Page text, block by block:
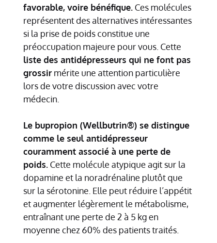
favorable, voire bénéfique. Ces molécules
représentent des alternatives intéressantes
si la prise de poids constitue une
préoccupation majeure pour vous. Cette
liste des antidépresseurs qui ne font pas
grossir mérite une attention particulière
lors de votre discussion avec votre
médecin.
Le bupropion (Wellbutrin®) se distingue
comme le seul antidépresseur
couramment associé à une perte de
poids. Cette molécule atypique agit sur la
dopamine et la noradrénaline plutôt que
sur la sérotonine. Elle peut réduire l’appétit
et augmenter légèrement le métabolisme,
entraînant une perte de 2 à 5 kg en
moyenne chez 60% des patients traités.